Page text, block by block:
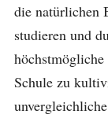
die natürlichen
studieren und
Schule zu